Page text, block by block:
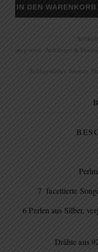
IN DEN WARENKORB
Kategorien: Anhänger &
Schlagwörter: bronze
7 facettierte
6 Perlen aus Silber,
Drähte aus